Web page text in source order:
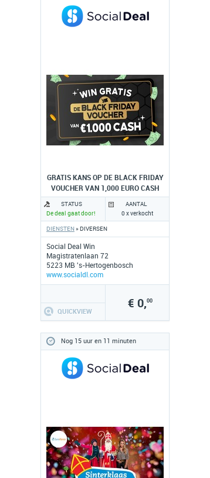
GRATIS KANS OP DE BLACK FRIDAY
VOUCHER VAN 1,000 EURO CASH
Social Deal Win
Magistratenlaan 72
5223 MB 's-Hertogenbosch
www.socialdl.com
DIENSTEN» DIVERSEN
STATUS
De deal gaat door!
AANTAL
0 x verkocht
QUICKVIEW
€ 0,00
Nog 15 uur en 11 minuten